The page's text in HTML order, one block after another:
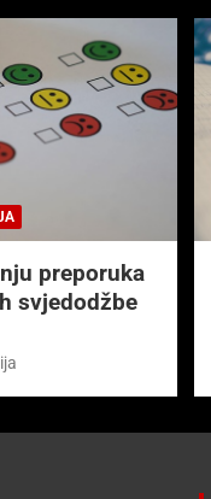
preporuka
svjedodžbe